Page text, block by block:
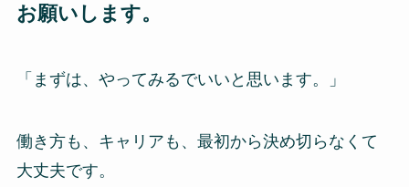
お願いします。
「まずは、やってみるでいいと思います。」
働き方も、キャリアも、最初から決め切らなくて
大丈夫です。